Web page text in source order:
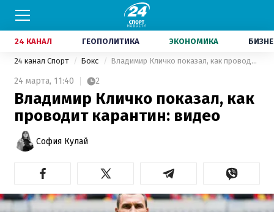
24 КАНАЛ ГЕОПОЛИТИКА ЭКОНОМИКА
24 канал Спорт Бокс Владимир Кличко показал, как проводит карантин: видео
24 марта, 11:40 2
Владимир Кличко показал, как
проводит карантин: видео
София Кулай